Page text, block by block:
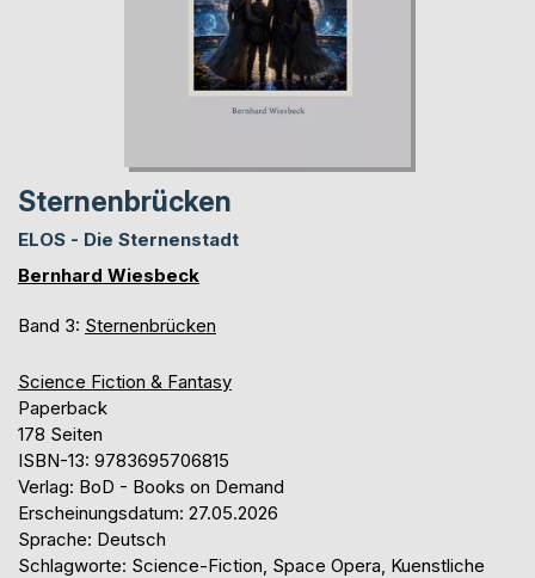
Sternenbrücken
ELOS - Die Sternenstadt
Bernhard Wiesbeck
Band 3: Sternenbrücken
Science Fiction & Fantasy
Paperback
178 Seiten
ISBN-13: 9783695706815
Verlag: BoD - Books on Demand
Erscheinungsdatum: 27.05.2026
Sprache: Deutsch
Schlagworte: Science-Fiction, Space Opera, Kuenstliche